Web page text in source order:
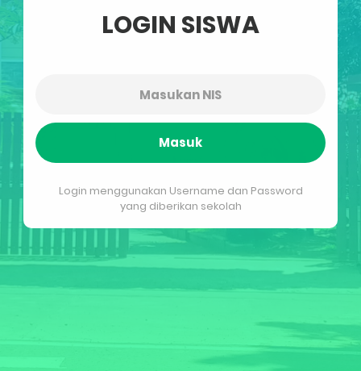
LOGIN SISWA
Masuk
Login menggunakan Username dan Password
yang diberikan sekolah